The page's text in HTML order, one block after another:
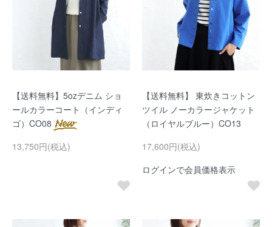
【送料無料】5ozデニム ショ
ールカラーコート（インディ
ゴ）CO08
13,750円(税込)
【送料無料】 東炊きコットン
ツイル ノーカラージャケット
（ロイヤルブルー）CO13
17,600円(税込)
ログインで会員価格表示